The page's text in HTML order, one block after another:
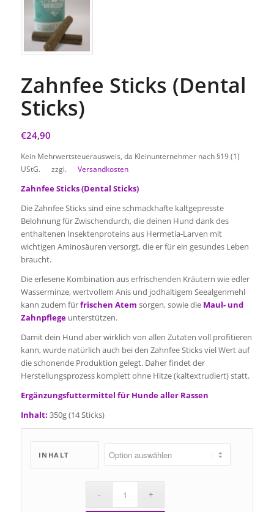
Zahnfee Sticks (Dental
Sticks)
€24,90
Kein Mehrwertsteuerausweis, da Kleinunternehmer nach §19 (1)
UStG.
zzgl. Versandkosten
Zahnfee Sticks (Dental Sticks)
Die Zahnfee Sticks sind eine schmackhafte kaltgepresste
Belohnung für Zwischendurch, die deinen Hund dank des
enthaltenen Insektenproteins aus Hermetia-Larven mit
wichtigen Aminosäuren versorgt, die er für ein gesundes Leben
braucht.
Die erlesene Kombination aus erfrischenden Kräutern wie edler
Wasserminze, wertvollem Anis und jodhaltigem Seealgenmehl
kann zudem fürfrischen Atem sorgen, sowie die Maul- und
Zahnpflege unterstützen.
Damit dein Hund aber wirklich von allen Zutaten voll profitieren
kann, wurde natürlich auch bei den Zahnfee Sticks viel Wert auf
die schonende Produktion gelegt. Daher findet der
Herstellungsprozess komplett ohne Hitze (kaltextrudiert) statt.
Ergänzungsfuttermittel für Hunde aller Rassen
Inhalt: 350g (14 Sticks)
INHALT